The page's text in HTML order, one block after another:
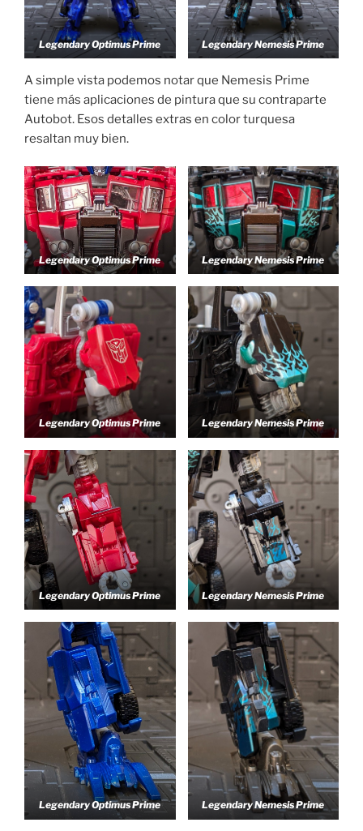
Legendary Optimus Prime Legendary Nemesis Prime
A simple vista podemos notar que Nemesis Prime
tiene más aplicaciones de pintura que su contraparte
Autobot. Esos detalles extras en color turquesa
resaltan muy bien.
Legendary Optimus Prime Legendary Nemesis Prime
Legendary Optimus Prime Legendary Nemesis Prime
Legendary Optimus Prime Legendary Nemesis Prime
Legendary Optimus Prime Legendary Nemesis Prime